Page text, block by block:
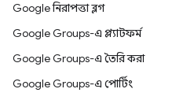
Google নিরাপত্তা ব্লগ
Google Groups-এ প্ল্যাটফর্ম
Google Groups-এ তৈরি করা
Google Groups-এ পোর্টিং